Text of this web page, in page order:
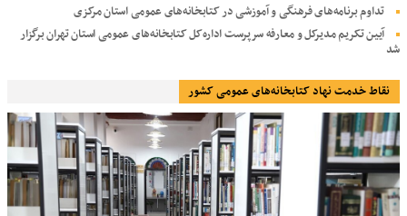
تداوم برنامه‌های فرهنگی و آموزشی در کتابخانه‌های عمومی استان مرکزی
آیین تکریم مدیرکل و معارفه سرپرست اداره‌کل کتابخانه‌های عمومی استان تهران برگزار
شد
نقاط خدمت نهاد کتابخانه‌های عمومی کشور